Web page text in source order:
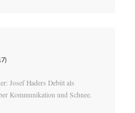
Josef Haders Debüt als
Kommunikation und Schnee.